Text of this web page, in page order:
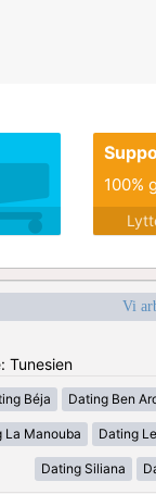
100%
Vi
Tunesien
Béja Dating Ben
La Manouba Dating
Dating Siliana